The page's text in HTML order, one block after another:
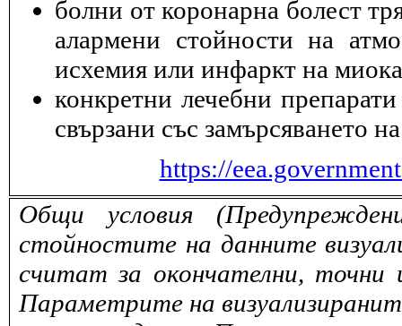
болни от коронарна болест
алармени стойности на
исхемия или инфаркт на
конкретни лечебни
свързани със замърсяването
https://
Общи условия
стойностите на данните
считат за окончателни,
Параметрите на